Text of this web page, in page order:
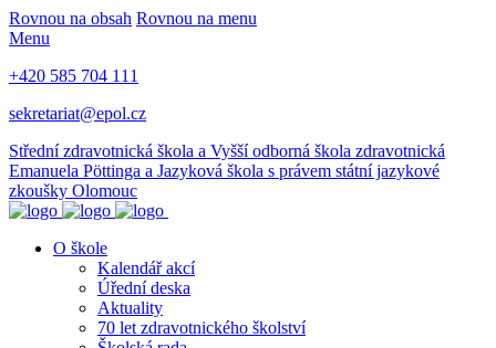
Rovnou na obsah Rovnou na menu
Menu
+420 585 704 111
sekretariat@epol.cz
Střední zdravotnická škola a Vyšší odborná škola zdravotnická
Emanuela Pöttinga a Jazyková škola s právem státní jazykové
zkoušky Olomouc
O škole
Kalendář akcí
Úřední deska
Aktuality
70 let zdravotnického školství